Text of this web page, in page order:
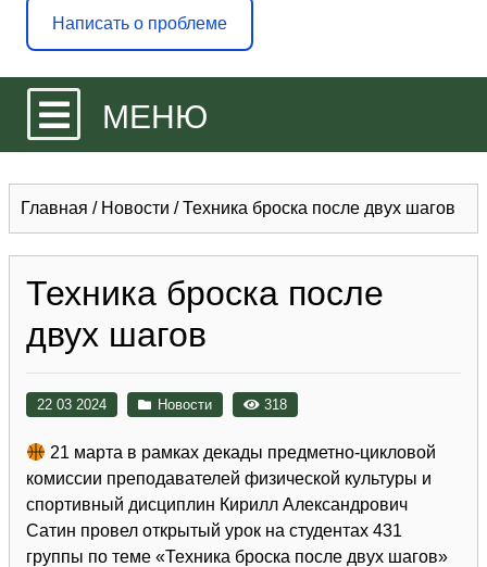
Написать о проблеме
МЕНЮ
Главная / Новости /Техника броска после двух шагов
Техника броска после
двух шагов
22 03 2024 Новости 318
21 марта в рамках декады предметно-цикловой
комиссии преподавателей физической культуры и
спортивный дисциплин Кирилл Александрович
Сатин провел открытый урок на студентах 431
группы по теме «Техника броска после двух шагов»